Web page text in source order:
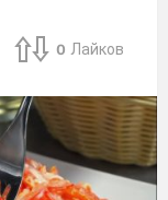
0 Лайков